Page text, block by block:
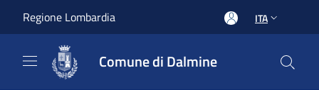
Regione Lombardia ITA
Comune di Dalmine